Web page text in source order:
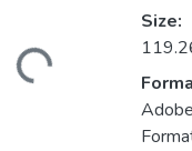
Size: